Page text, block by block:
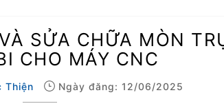
SỬA CHỮA MÒN
CHO MÁY CNC
Thiện Ngày đăng: 12/06/2025